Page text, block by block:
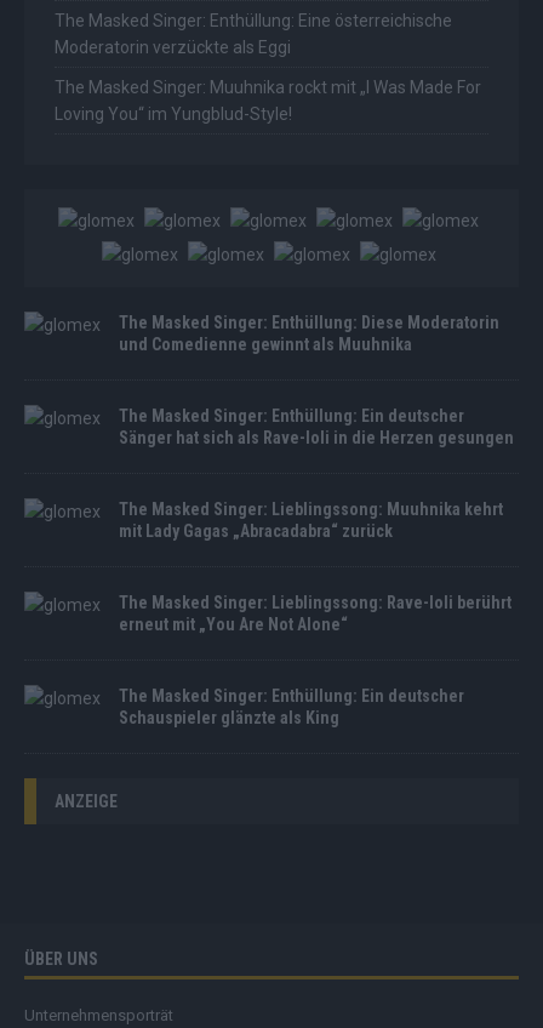
The Masked Singer: Enthüllung: Eine österreichische
Moderatorin verzückte als Eggi
The Masked Singer: Muuhnika rockt mit „I Was Made For
Loving You“ im Yungblud-Style!
The Masked Singer: Enthüllung: Diese Moderatorin
und Comedienne gewinnt als Muuhnika
The Masked Singer: Enthüllung: Ein deutscher
Sänger hat sich als Rave-Ioli in die Herzen gesungen
The Masked Singer: Lieblingssong: Muuhnika kehrt
mit Lady Gagas „Abracadabra“ zurück
The Masked Singer: Lieblingssong: Rave-Ioli berührt
erneut mit „You Are Not Alone“
The Masked Singer: Enthüllung: Ein deutscher
Schauspieler glänzte als King
ANZEIGE
ÜBER UNS
Unternehmensporträt